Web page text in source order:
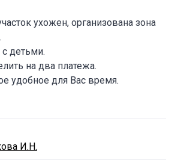
ухожен, организована зона
детьми.
на два платежа.
удобное для Вас время.
И.Н.